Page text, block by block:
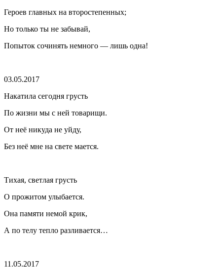
Героев главных на второстепенных;
Но только ты не забывай,
Попыток сочинять немного — лишь одна!
03.05.2017
Накатила сегодня грусть
По жизни мы с ней товарищи.
От неё никуда не уйду,
Без неё мне на свете мается.
Тихая, светлая грусть
О прожитом улыбается.
Она памяти немой крик,
А по телу тепло разливается…
11.05.2017